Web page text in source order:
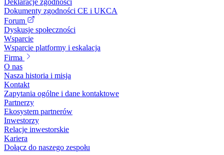
Dokumenty zgodności CE i UKCA
Forum
Dyskusje społeczności
Wsparcie
Wsparcie platformy i eskalacja
Firma
O nas
Nasza historia i misja
Kontakt
Zapytania ogólne i dane kontaktowe
Partnerzy
Ekosystem partnerów
Inwestorzy
Relacje inwestorskie
Kariera
Dołącz do naszego zespołu